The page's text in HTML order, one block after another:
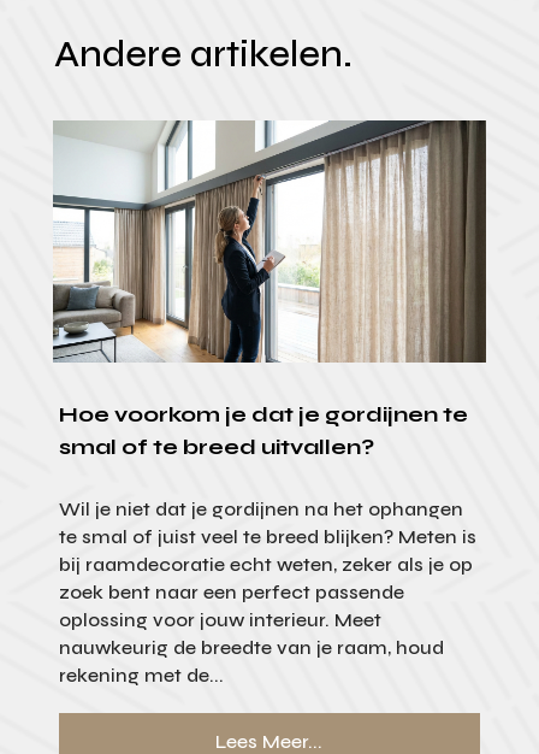
Andere artikelen.
Hoe voorkom je dat je gordijnen te
smal of te breed uitvallen?
Wil je niet dat je gordijnen na het ophangen
te smal of juist veel te breed blijken? Meten is
bij raamdecoratie echt weten, zeker als je op
zoek bent naar een perfect passende
oplossing voor jouw interieur. Meet
nauwkeurig de breedte van je raam, houd
rekening met de...
Lees Meer...